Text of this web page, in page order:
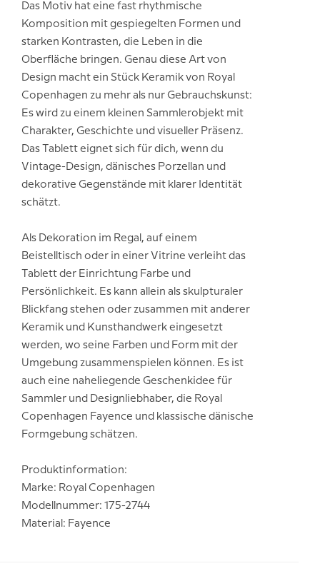
Das Motiv hat eine fast rhythmische
Komposition mit gespiegelten Formen und
starken Kontrasten, die Leben in die
Oberfläche bringen. Genau diese Art von
Design macht ein Stück Keramik von Royal
Copenhagen zu mehr als nur Gebrauchskunst:
Es wird zu einem kleinen Sammlerobjekt mit
Charakter, Geschichte und visueller Präsenz.
Das Tablett eignet sich für dich, wenn du
Vintage-Design, dänisches Porzellan und
dekorative Gegenstände mit klarer Identität
schätzt.
Als Dekoration im Regal, auf einem
Beistelltisch oder in einer Vitrine verleiht das
Tablett der Einrichtung Farbe und
Persönlichkeit. Es kann allein als skulpturaler
Blickfang stehen oder zusammen mit anderer
Keramik und Kunsthandwerk eingesetzt
werden, wo seine Farben und Form mit der
Umgebung zusammenspielen können. Es ist
auch eine naheliegende Geschenkidee für
Sammler und Designliebhaber, die Royal
Copenhagen Fayence und klassische dänische
Formgebung schätzen.
Produktinformation:
Marke: Royal Copenhagen
Modellnummer: 175-2744
Material: Fayence